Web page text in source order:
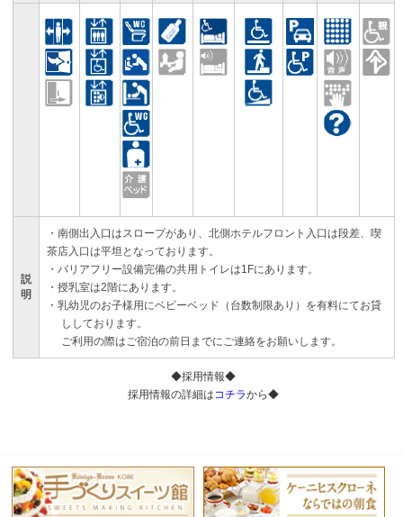
説
明
・南側出入口はスロープがあり、北側ホテルフロント入口は段差、喫
茶店入口は平坦となっております。
・バリアフリー設備完備の共用トイレは1Fにあります。
・授乳室は2階にあります。
・乳幼児のお子様用にベビーベッド（台数制限あり）を有料にてお貸
ししております。
ご利用の際はご宿泊の前日までにご連絡をお願いします。
◆採用情報◆
採用情報の詳細はコチラから◆